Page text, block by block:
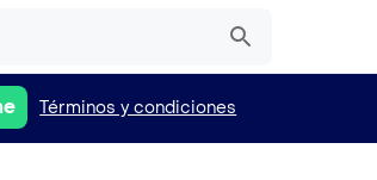
Términos y condiciones